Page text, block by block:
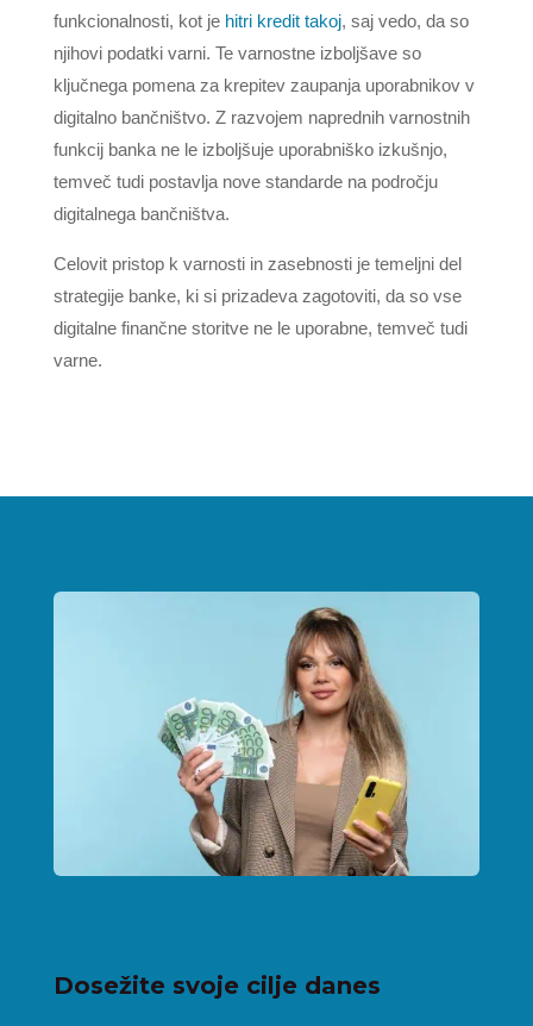
funkcionalnosti, kot je hitri kredit takoj, saj vedo, da so
njihovi podatki varni. Te varnostne izboljšave so
ključnega pomena za krepitev zaupanja uporabnikov v
digitalno bančništvo. Z razvojem naprednih varnostnih
funkcij banka ne le izboljšuje uporabniško izkušnjo,
temveč tudi postavlja nove standarde na področju
digitalnega bančništva.
Celovit pristop k varnosti in zasebnosti je temeljni del
strategije banke, ki si prizadeva zagotoviti, da so vse
digitalne finančne storitve ne le uporabne, temveč tudi
varne.
Dosežite svoje cilje danes